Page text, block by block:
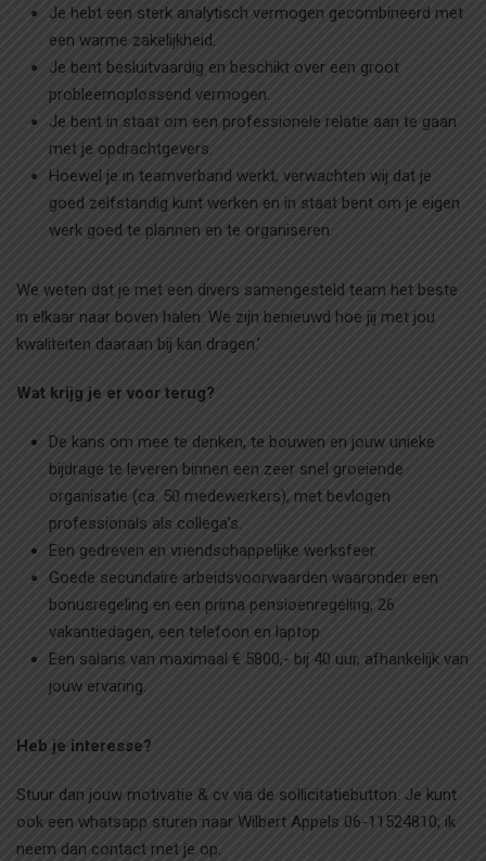
Je hebt een sterk analytisch vermogen gecombineerd met
een warme zakelijkheid.
Je bent besluitvaardig en beschikt over een groot
probleemoplossend vermogen.
Je bent in staat om een professionele relatie aan te gaan
met je opdrachtgevers.
Hoewel je in teamverband werkt, verwachten wij dat je
goed zelfstandig kunt werken en in staat bent om je eigen
werk goed te plannen en te organiseren.
We weten dat je met een divers samengesteld team het beste
in elkaar naar boven halen. We zijn benieuwd hoe jij met jou
kwaliteiten daaraan bij kan dragen.’
Wat krijg je er voor terug?
De kans om mee te denken, te bouwen en jouw unieke
bijdrage te leveren binnen een zeer snel groeiende
organisatie (ca. 50 medewerkers), met bevlogen
professionals als collega’s.
Een gedreven en vriendschappelijke werksfeer.
Goede secundaire arbeidsvoorwaarden waaronder een
bonusregeling en een prima pensioenregeling, 26
vakantiedagen, een telefoon en laptop.
Een salaris van maximaal € 5800,- bij 40 uur, afhankelijk van
jouw ervaring.
Heb je interesse?
Stuur dan jouw motivatie & cv via de sollicitatiebutton. Je kunt
ook een whatsapp sturen naar Wilbert Appels 06-11524810; ik
neem dan contact met je op.